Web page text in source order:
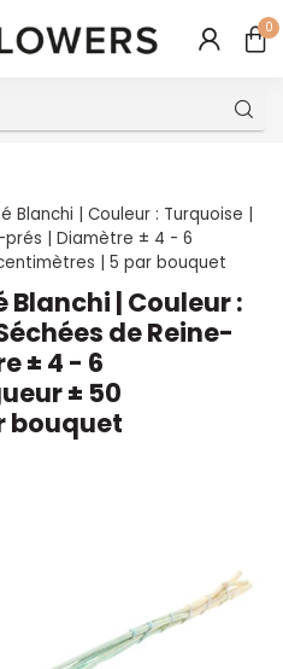
0
Blanchi | Couleur : Turquoise |
prés | Diamètre ± 4 - 6
| 5 par bouquet
Blanchi | Couleur :
de Reine-
± 4 - 6
± 50
bouquet